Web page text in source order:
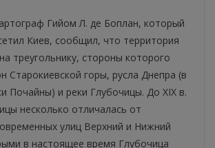
Гийом Л. де Боплан, который
Киев, сообщил, что территория
треугольнику, стороны которого
Старокиевской горы, русла Днепра (в
Почайны) и реки Глубочицы. До XIX в.
несколько отличалась от
улиц Верхний и Нижний
в настоящее время Глубочица